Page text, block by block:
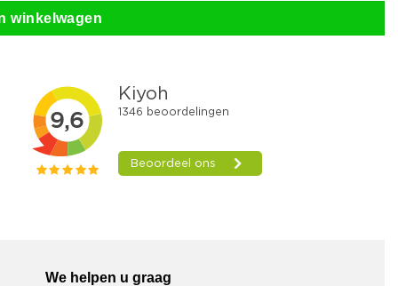
winkelwagen
We helpen u graag